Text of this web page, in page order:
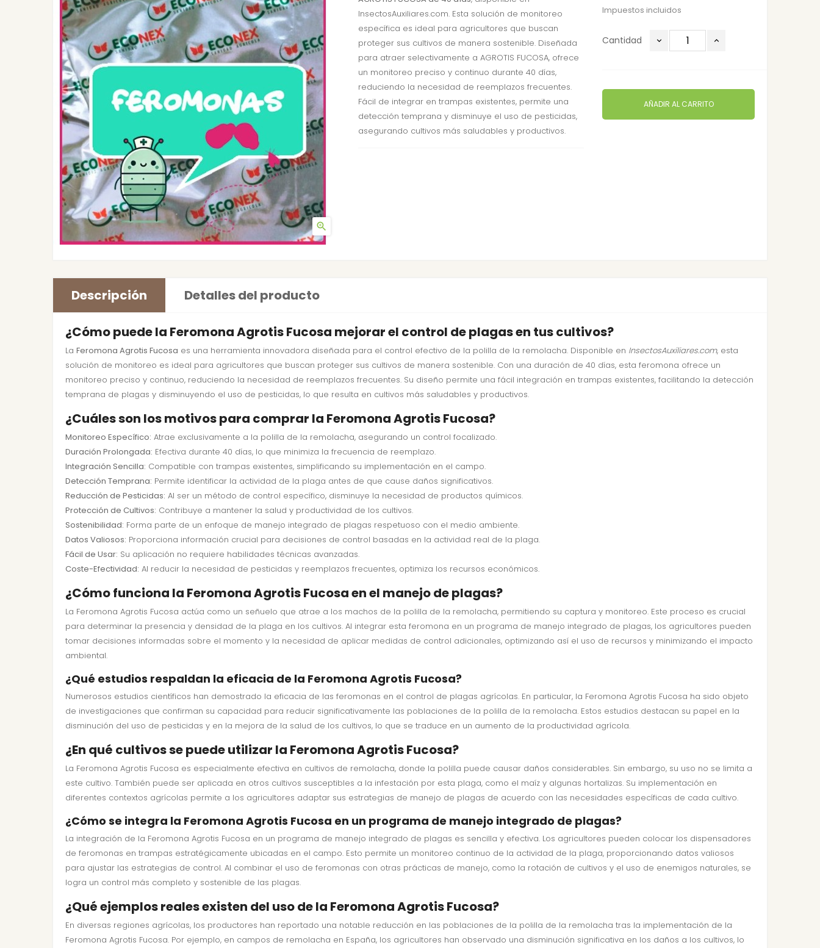

Impuestos incluidos
Cantidad
AÑADIR AL CARRITO
InsectosAuxiliares.com. Esta solución de monitoreo
específica es ideal para agricultores que buscan
proteger sus cultivos de manera sostenible. Diseñada
para atraer selectivamente a AGROTIS FUCOSA, ofrece
un monitoreo preciso y continuo durante 40 días,
reduciendo la necesidad de reemplazos frecuentes.
Fácil de integrar en trampas existentes, permite una
detección temprana y disminuye el uso de pesticidas,
asegurando cultivos más saludables y productivos.
Descripción Detalles del producto
¿Cómo puede la Feromona Agrotis Fucosa mejorar el control de plagas en tus cultivos?
La Feromona Agrotis Fucosa es una herramienta innovadora diseñada para el control efectivo de la polilla de la remolacha. Disponible en InsectosAuxiliares.com, esta
solución de monitoreo es ideal para agricultores que buscan proteger sus cultivos de manera sostenible. Con una duración de 40 días, esta feromona ofrece un
monitoreo preciso y continuo, reduciendo la necesidad de reemplazos frecuentes. Su diseño permite una fácil integración en trampas existentes, facilitando la detección
temprana de plagas y disminuyendo el uso de pesticidas, lo que resulta en cultivos más saludables y productivos.
¿Cuáles son los motivos para comprar la Feromona Agrotis Fucosa?
Monitoreo Específico: Atrae exclusivamente a la polilla de la remolacha, asegurando un control focalizado.
Duración Prolongada: Efectiva durante 40 días, lo que minimiza la frecuencia de reemplazo.
Integración Sencilla: Compatible con trampas existentes, simplificando su implementación en el campo.
Detección Temprana: Permite identificar la actividad de la plaga antes de que cause daños significativos.
Reducción de Pesticidas: Al ser un método de control específico, disminuye la necesidad de productos químicos.
Protección de Cultivos: Contribuye a mantener la salud y productividad de los cultivos.
Sostenibilidad: Forma parte de un enfoque de manejo integrado de plagas respetuoso con el medio ambiente.
Datos Valiosos: Proporciona información crucial para decisiones de control basadas en la actividad real de la plaga.
Fácil de Usar: Su aplicación no requiere habilidades técnicas avanzadas.
Coste-Efectividad: Al reducir la necesidad de pesticidas y reemplazos frecuentes, optimiza los recursos económicos.
¿Cómo funciona la Feromona Agrotis Fucosa en el manejo de plagas?
La Feromona Agrotis Fucosa actúa como un señuelo que atrae a los machos de la polilla de la remolacha, permitiendo su captura y monitoreo. Este proceso es crucial
para determinar la presencia y densidad de la plaga en los cultivos. Al integrar esta feromona en un programa de manejo integrado de plagas, los agricultores pueden
tomar decisiones informadas sobre el momento y la necesidad de aplicar medidas de control adicionales, optimizando así el uso de recursos y minimizando el impacto
ambiental.
¿Qué estudios respaldan la eficacia de la Feromona Agrotis Fucosa?
Numerosos estudios científicos han demostrado la eficacia de las feromonas en el control de plagas agrícolas. En particular, la Feromona Agrotis Fucosa ha sido objeto
de investigaciones que confirman su capacidad para reducir significativamente las poblaciones de la polilla de la remolacha. Estos estudios destacan su papel en la
disminución del uso de pesticidas y en la mejora de la salud de los cultivos, lo que se traduce en un aumento de la productividad agrícola.
¿En qué cultivos se puede utilizar la Feromona Agrotis Fucosa?
La Feromona Agrotis Fucosa es especialmente efectiva en cultivos de remolacha, donde la polilla puede causar daños considerables. Sin embargo, su uso no se limita a
este cultivo. También puede ser aplicada en otros cultivos susceptibles a la infestación por esta plaga, como el maíz y algunas hortalizas. Su implementación en
diferentes contextos agrícolas permite a los agricultores adaptar sus estrategias de manejo de plagas de acuerdo con las necesidades específicas de cada cultivo.
¿Cómo se integra la Feromona Agrotis Fucosa en un programa de manejo integrado de plagas?
La integración de la Feromona Agrotis Fucosa en un programa de manejo integrado de plagas es sencilla y efectiva. Los agricultores pueden colocar los dispensadores
de feromonas en trampas estratégicamente ubicadas en el campo. Esto permite un monitoreo continuo de la actividad de la plaga, proporcionando datos valiosos
para ajustar las estrategias de control. Al combinar el uso de feromonas con otras prácticas de manejo, como la rotación de cultivos y el uso de enemigos naturales, se
logra un control más completo y sostenible de las plagas.
¿Qué ejemplos reales existen del uso de la Feromona Agrotis Fucosa?
En diversas regiones agrícolas, los productores han reportado una notable reducción en las poblaciones de la polilla de la remolacha tras la implementación de la
Feromona Agrotis Fucosa. Por ejemplo, en campos de remolacha en España, los agricultores han observado una disminución significativa en los daños a los cultivos, lo